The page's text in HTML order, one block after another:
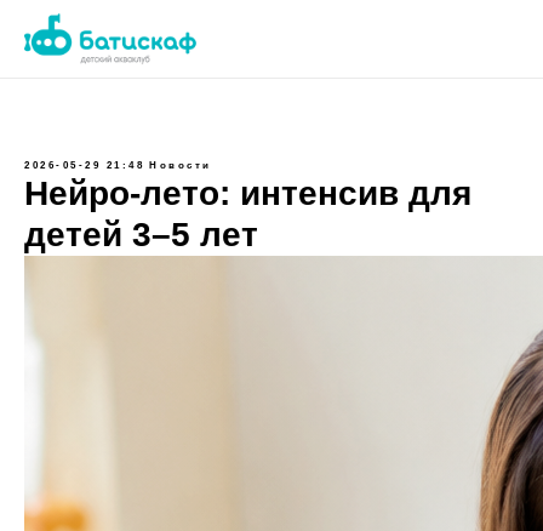
2026-05-29 21:48 Новости
Нейро-лето: интенсив для
детей 3–5 лет